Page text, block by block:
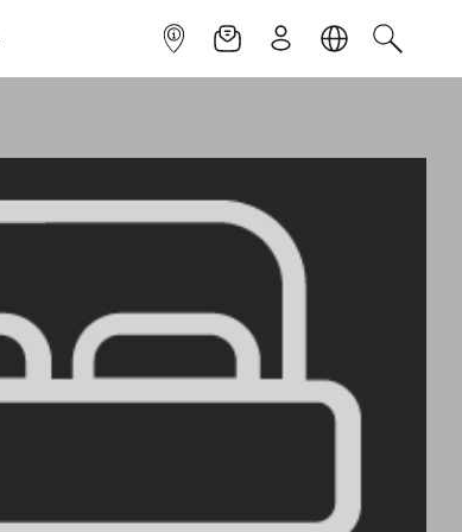
INFOPOINTNEWSLETTER
ISCRIVITILINGUACERCA